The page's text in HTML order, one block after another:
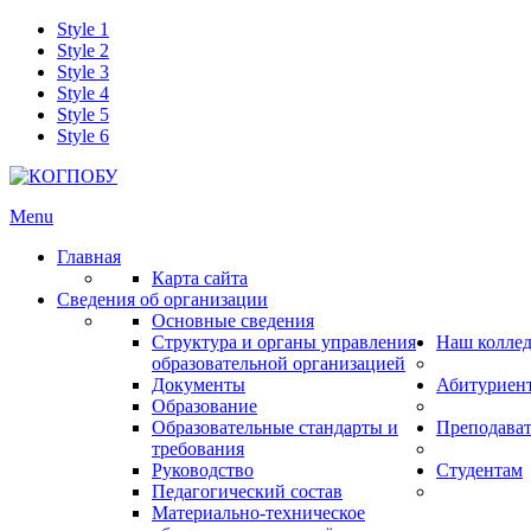
Style 1
Style 2
Style 3
Style 4
Style 5
Style 6
Menu
Главная
Карта сайта
Сведения об организации
Основные сведения
Структура и органы управления
образовательной организацией
Документы
Образование
Образовательные стандарты и
требования
Руководство
Педагогический состав
Материально-техническое
Наш
Студентам